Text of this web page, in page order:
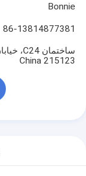
Bonnie
86-13814877381
China 215123